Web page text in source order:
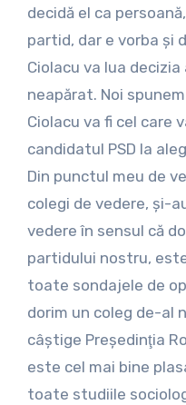
decidă el ca
partid, dar e vorba şi
Ciolacu va lua
neapărat. Noi
Ciolacu va fi cel care
candidatul PSD la
Din punctul meu de
colegi de vedere, şi-
vedere în sensul că
partidului nostru,
toate sondajele de
dorim un coleg de-al
câştige Preşedinţia
este cel mai bine
toate studiile